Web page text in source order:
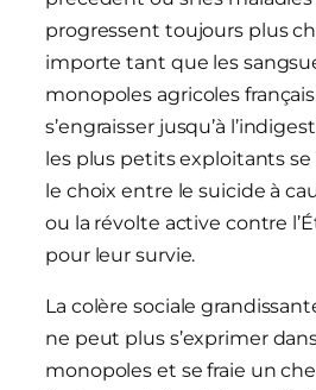
progressent toujours plus
importe tant que les
monopoles agricoles
s’engraisser jusqu’à
les plus petits exploitants
le choix entre le suicide à
ou la révolte active contre
pour leur survie.
La colère sociale
ne peut plus s’exprimer
monopoles et se fraie un